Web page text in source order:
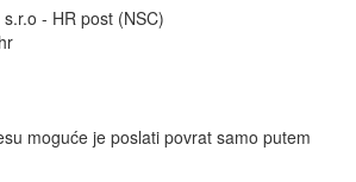
- HR post (NSC)
moguće je poslati povrat samo putem